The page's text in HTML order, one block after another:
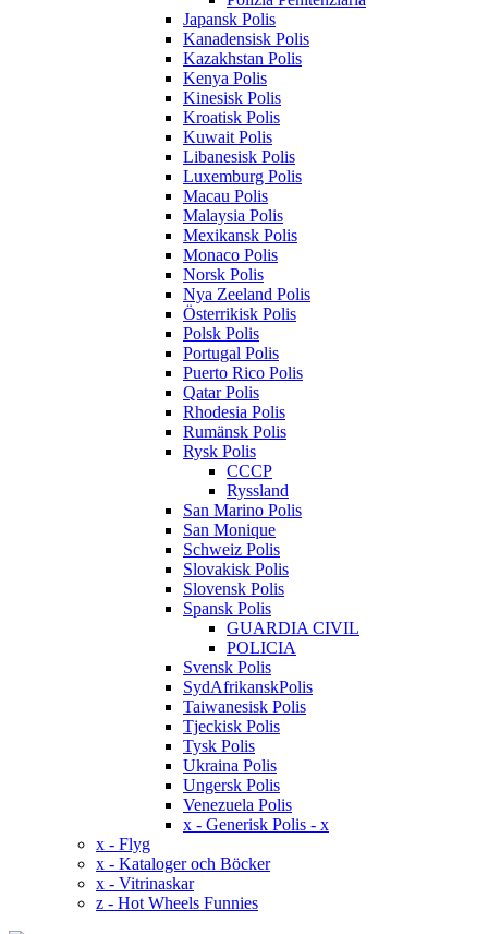
Japansk Polis
Kanadensisk Polis
Kazakhstan Polis
Kenya Polis
Kinesisk Polis
Kroatisk Polis
Kuwait Polis
Libanesisk Polis
Luxemburg Polis
Macau Polis
Malaysia Polis
Mexikansk Polis
Monaco Polis
Norsk Polis
Nya Zeeland Polis
Österrikisk Polis
Polsk Polis
Portugal Polis
Puerto Rico Polis
Qatar Polis
Rhodesia Polis
Rumänsk Polis
Rysk Polis
CCCP
Ryssland
San Marino Polis
San Monique
Schweiz Polis
Slovakisk Polis
Slovensk Polis
Spansk Polis
GUARDIA CIVIL
POLICIA
Svensk Polis
SydAfrikanskPolis
Taiwanesisk Polis
Tjeckisk Polis
Tysk Polis
Ukraina Polis
Ungersk Polis
Venezuela Polis
x - Generisk Polis - x
x - Flyg
x - Kataloger och Böcker
x - Vitrinaskar
z - Hot Wheels Funnies